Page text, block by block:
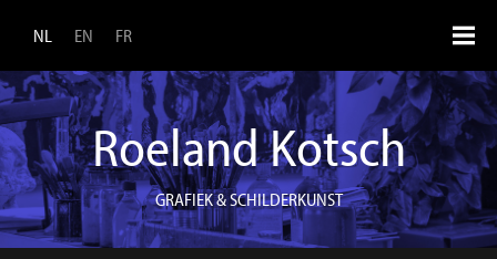
NL
EN FR
Roeland Kotsch
GRAFIEK & SCHILDERKUNST